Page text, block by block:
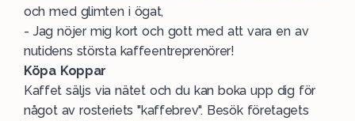
och med glimten i ögat,
- Jag nöjer mig kort och gott med att vara en av
nutidens största kaffeentreprenörer!
Köpa Koppar
Kaffet säljs via nätet och du kan boka upp dig för
något av rosteriets "kaffebrev". Besök företagets